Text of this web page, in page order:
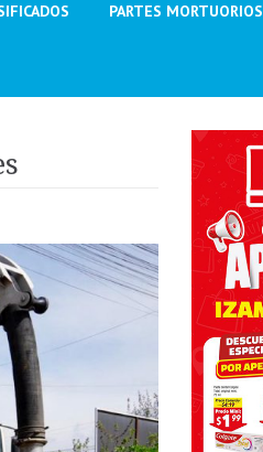
PARTES MORTUORIOS